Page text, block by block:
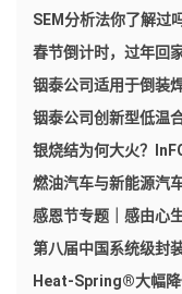
SEM分析法你了解过
春节倒计时，过年回
铟泰公司适用于倒装
铟泰公司创新型低温
银烧结为何大火？
燃油汽车与新能源汽
感恩节专题｜感由心
第八届中国系统级封
Heat-Spring®大幅降